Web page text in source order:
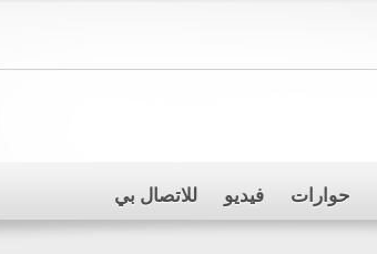
حوارات فيديو للاتصال بي